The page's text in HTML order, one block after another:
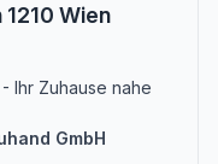
Wien
Ihr Zuhause nahe
GmbH